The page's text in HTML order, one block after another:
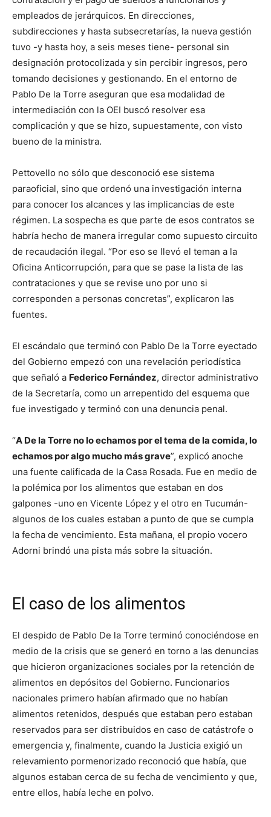
empleados de jerárquicos. En direcciones,
subdirecciones y hasta subsecretarías, la nueva gestión
tuvo -y hasta hoy, a seis meses tiene- personal sin
designación protocolizada y sin percibir ingresos, pero
tomando decisiones y gestionando. En el entorno de
Pablo De la Torre aseguran que esa modalidad de
intermediación con la OEI buscó resolver esa
complicación y que se hizo, supuestamente, con visto
bueno de la ministra.
Pettovello no sólo que desconoció ese sistema
paraoficial, sino que ordenó una investigación interna
para conocer los alcances y las implicancias de este
régimen. La sospecha es que parte de esos contratos se
habría hecho de manera irregular como supuesto circuito
de recaudación ilegal. “Por eso se llevó el teman a la
Oficina Anticorrupción, para que se pase la lista de las
contrataciones y que se revise uno por uno si
corresponden a personas concretas”, explicaron las
fuentes.
El escándalo que terminó con Pablo De la Torre eyectado
del Gobierno empezó con una revelación periodística
que señaló a Federico Fernández, director administrativo
de la Secretaría, como un arrepentido del esquema que
fue investigado y terminó con una denuncia penal.
“A De la Torre no lo echamos por el tema de la comida, lo
echamos por algo mucho más grave”, explicó anoche
una fuente calificada de la Casa Rosada. Fue en medio de
la polémica por los alimentos que estaban en dos
galpones -uno en Vicente López y el otro en Tucumán-
algunos de los cuales estaban a punto de que se cumpla
la fecha de vencimiento. Esta mañana, el propio vocero
Adorni brindó una pista más sobre la situación.
El caso de los alimentos
El despido de Pablo De la Torre terminó conociéndose en
medio de la crisis que se generó en torno a las denuncias
que hicieron organizaciones sociales por la retención de
alimentos en depósitos del Gobierno. Funcionarios
nacionales primero habían afirmado que no habían
alimentos retenidos, después que estaban pero estaban
reservados para ser distribuidos en caso de catástrofe o
emergencia y, finalmente, cuando la Justicia exigió un
relevamiento pormenorizado reconoció que había, que
algunos estaban cerca de su fecha de vencimiento y que,
entre ellos, había leche en polvo.